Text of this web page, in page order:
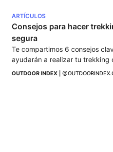
ARTÍCULOS
Consejos para hacer
segura
Te compartimos 6 consejos
ayudarán a realizar tu trekking
de principio a fin. Prepárate
OUTDOOR INDEX